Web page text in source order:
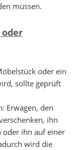
müssen.
oder ein
sollte geprüft
Erwägen, den
ihn
oder ihn auf einer
wird die